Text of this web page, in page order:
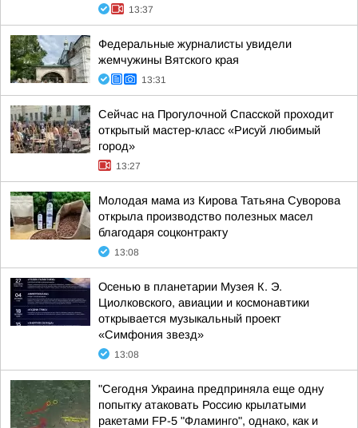
13:37
Федеральные журналисты увидели
жемчужины Вятского края
13:31
Сейчас на Прогулочной Спасской проходит
открытый мастер-класс «Рисуй любимый
город»
13:27
Молодая мама из Кирова Татьяна Суворова
открыла производство полезных масел
благодаря соцконтракту
13:08
Осенью в планетарии Музея К. Э.
Циолковского, авиации и космонавтики
открывается музыкальный проект
«Симфония звезд»
13:08
"Сегодня Украина предприняла еще одну
попытку атаковать Россию крылатыми
ракетами FP-5 "Фламинго", однако, как и